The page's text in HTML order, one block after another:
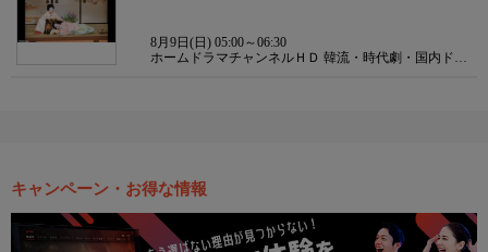
8月9日(日) 05:00～06:30
ホームドラマチャンネルＨＤ 韓流・時代劇・国内ドラ
キャンペーン・お得な情報